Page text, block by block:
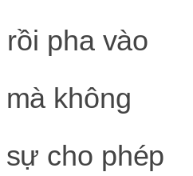
pha vào
không
cho phép